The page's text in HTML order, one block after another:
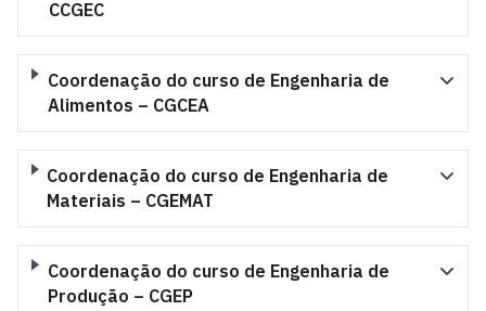
CCGEC
Coordenação do curso de Engenharia de
Alimentos – CGCEA
Coordenação do curso de Engenharia de
Materiais – CGEMAT
Coordenação do curso de Engenharia de
Produção – CGEP